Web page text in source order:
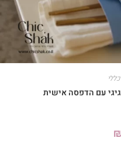
כללי
עם הדפסה אישית